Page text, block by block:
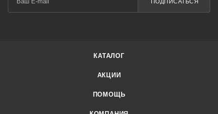
ПОДПИСАТЬСЯ
КАТАЛОГ
АКЦИИ
ПОМОЩЬ